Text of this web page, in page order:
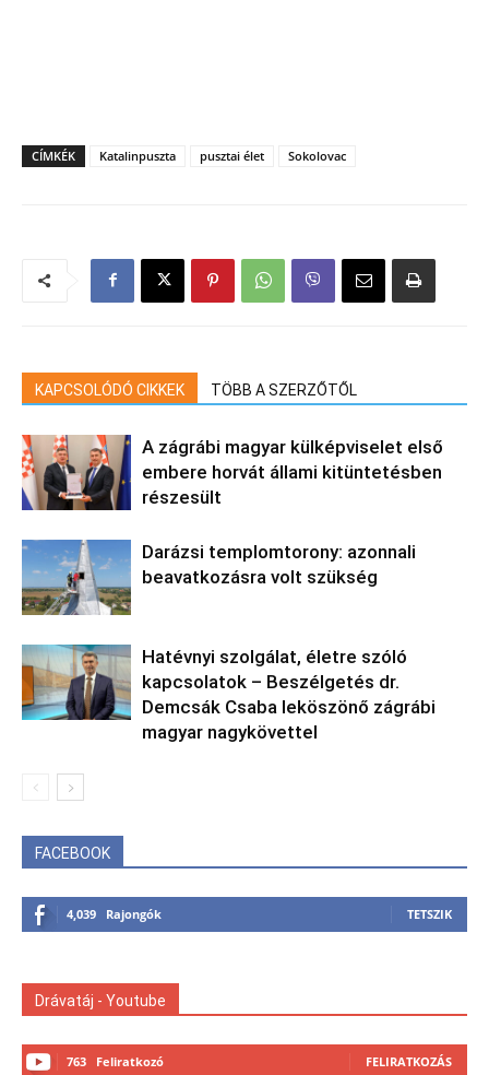
CÍMKÉK Katalinpuszta pusztai élet Sokolovac
KAPCSOLÓDÓ CIKKEK TÖBB A SZERZŐTŐL
A zágrábi magyar külképviselet első
embere horvát állami kitüntetésben
részesült
Darázsi templomtorony: azonnali
beavatkozásra volt szükség
Hatévnyi szolgálat, életre szóló
kapcsolatok – Beszélgetés dr.
Demcsák Csaba leköszönő zágrábi
magyar nagykövettel
FACEBOOK
4,039 Rajongók TETSZIK
Drávatáj - Youtube
763 Feliratkozó FELIRATKOZÁS